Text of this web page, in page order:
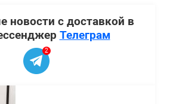
новости с доставкой в
Телеграм
2